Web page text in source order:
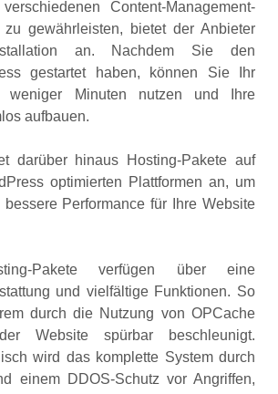
Content-Management-
zu gewährleisten, bietet der Anbieter
an. Nachdem Sie den
gestartet haben, können Sie Ihr
weniger Minuten nutzen und Ihre
aufbauen.
darüber hinaus Hosting-Pakete auf
optimierten Plattformen an, um
bessere Performance für Ihre Website
Pakete verfügen über eine
und vielfältige Funktionen. So
durch die Nutzung von OPCache
Website spürbar beschleunigt.
wird das komplette System durch
einem DDOS-Schutz vor Angriffen,